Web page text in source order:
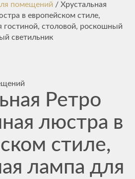
помещений / Хрустальная
в европейском стиле,
гостиной, столовой, роскошный
светильник
Ретро
люстра в
стиле,
лампа для